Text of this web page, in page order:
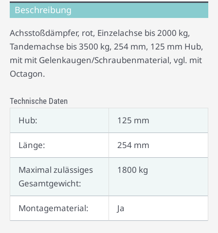
Beschreibung
Achsstoßdämpfer, rot, Einzelachse bis 2000 kg,
Tandemachse bis 3500 kg, 254 mm, 125 mm Hub,
mit mit Gelenkaugen/Schraubenmaterial, vgl. mit
Octagon.
Technische Daten
Hub: 125 mm
Länge: 254 mm
Maximal zulässiges
Gesamtgewicht:
1800 kg
Montagematerial: Ja